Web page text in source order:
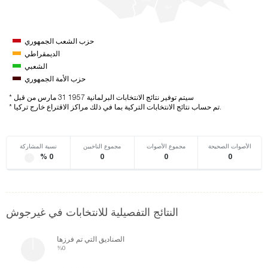
حزب الشعب الجمهوري
الديمقراطي
الشعبي
حزب الأمة الجمهوري
* سيتم توفير نتائج الانتخابات البرلمانية 1957 31 مارس من قبل
* تم حساب نتائج الانتخابات التركية بما في ذلك مراكز الاقتراع خارج تركيا.
نسبة المشاركة
% 0
مجموع الناخبين
0
مجموع الأصوات
0
الأصوات الصحيحة
0
النتائج التفصيلية للانتخابات في غيرجوش
الصناديق التي تم فرزها
%0